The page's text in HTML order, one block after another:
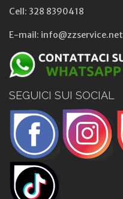
Cell: 328 8390418
E-mail: info@zzservice.net
SEGUICI SUI SOCIAL